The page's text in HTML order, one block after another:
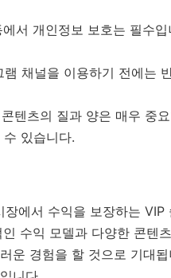
서 개인정보 보호는 필수
램 채널을 이용하기 전에는
콘텐츠의 질과 양은 매우 중
있습니다.
에서 수익을 보장하는
수익 모델과 다양한 콘텐
운 경험을 할 것으로 기대